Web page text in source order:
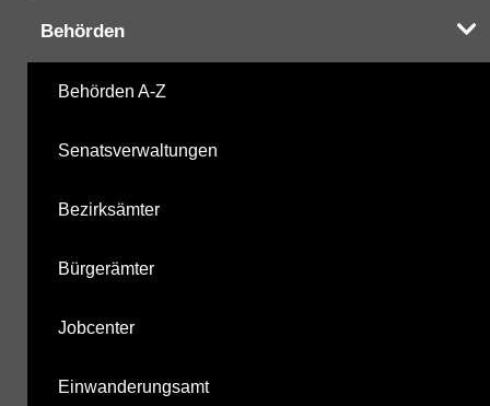
Behörden
Behörden A-Z
Senatsverwaltungen
Bezirksämter
Bürgerämter
Jobcenter
Einwanderungsamt